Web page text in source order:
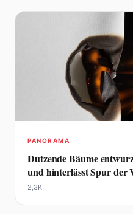
PANORAMA
Dutzende Bäume
und hinterlässt Spur der
2,3K